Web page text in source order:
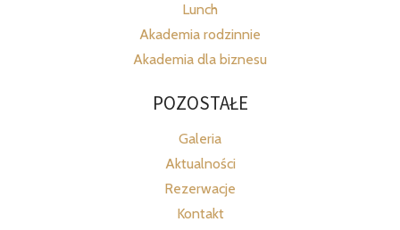
Lunch
Akademia rodzinnie
Akademia dla biznesu
POZOSTAŁE
Galeria
Aktualności
Rezerwacje
Kontakt